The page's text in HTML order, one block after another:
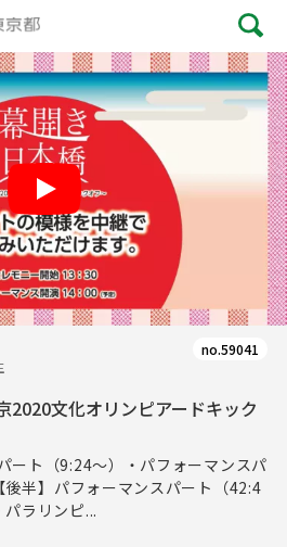
no.59041
文化オリンピアードキック
ート（9:24～）・パフォーマンスパ
半】パフォーマンスパート（42:4
ラリンピ...